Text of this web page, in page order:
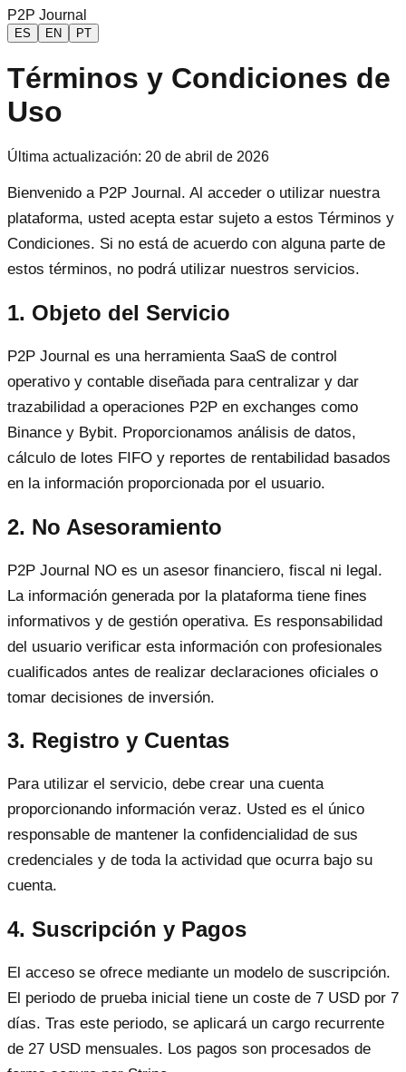
P2P Journal
ES EN PT
Términos y Condiciones de
Uso
Última actualización: 20 de abril de 2026
Bienvenido a P2P Journal. Al acceder o utilizar nuestra
plataforma, usted acepta estar sujeto a estos Términos y
Condiciones. Si no está de acuerdo con alguna parte de
estos términos, no podrá utilizar nuestros servicios.
1. Objeto del Servicio
P2P Journal es una herramienta SaaS de control
operativo y contable diseñada para centralizar y dar
trazabilidad a operaciones P2P en exchanges como
Binance y Bybit. Proporcionamos análisis de datos,
cálculo de lotes FIFO y reportes de rentabilidad basados
en la información proporcionada por el usuario.
2. No Asesoramiento
P2P Journal NO es un asesor financiero, fiscal ni legal.
La información generada por la plataforma tiene fines
informativos y de gestión operativa. Es responsabilidad
del usuario verificar esta información con profesionales
cualificados antes de realizar declaraciones oficiales o
tomar decisiones de inversión.
3. Registro y Cuentas
Para utilizar el servicio, debe crear una cuenta
proporcionando información veraz. Usted es el único
responsable de mantener la confidencialidad de sus
credenciales y de toda la actividad que ocurra bajo su
cuenta.
4. Suscripción y Pagos
El acceso se ofrece mediante un modelo de suscripción.
El periodo de prueba inicial tiene un coste de 7 USD por 7
días. Tras este periodo, se aplicará un cargo recurrente
de 27 USD mensuales. Los pagos son procesados de